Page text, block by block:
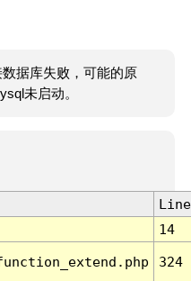
据库失败，可能的原
未启动。
Line
14
324